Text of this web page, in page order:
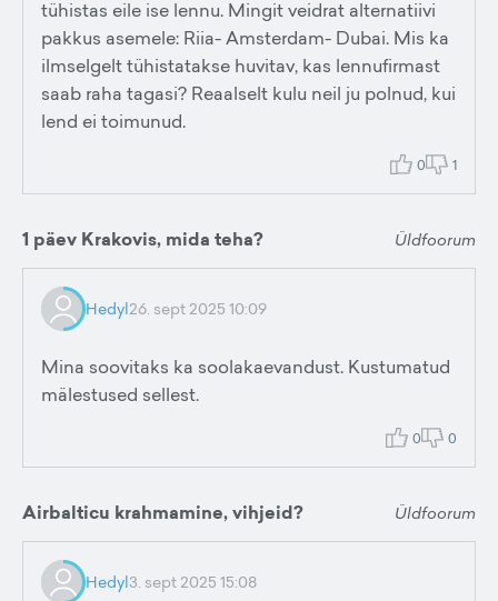
tühistas eile ise lennu. Mingit veidrat alternatiivi
pakkus asemele: Riia- Amsterdam- Dubai. Mis ka
ilmselgelt tühistatakse huvitav, kas lennufirmast
saab raha tagasi? Reaalselt kulu neil ju polnud, kui
lend ei toimunud.
0 1
1 päev Krakovis, mida teha? Üldfoorum
Hedyl26. sept 2025 10:09
Mina soovitaks ka soolakaevandust. Kustumatud
mälestused sellest.
0 0
Airbalticu krahmamine, vihjeid? Üldfoorum
Hedyl3. sept 2025 15:08